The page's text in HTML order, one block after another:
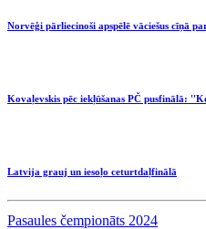
Norvēģi pārliecinoši apspēlē vāciešus cīņā
Kovaļevskis pēc iekļūšanas PČ pusfinālā:
Latvija grauj un iesoļo ceturtdaļfinālā
Pasaules čempionāts 2024